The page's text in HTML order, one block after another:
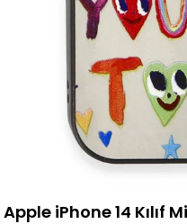
Apple iPhone 14 Kılıf